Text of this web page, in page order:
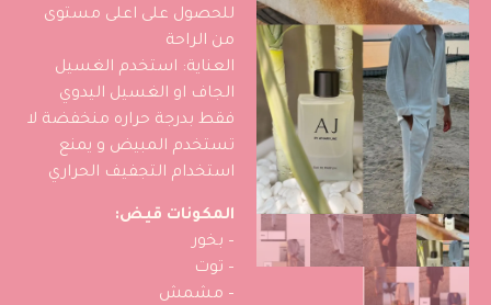
للحصول على اعلى مستوى
من الراحة
العناية: استخدم الغسيل
الجاف او الغسيل اليدوي
فقط بدرجة حراره منخفضة لا
تستخدم المبيض و يمنع
استخدام التجفيف الحراري
المكونات قيض:
– بخور
– توت
– مشمش